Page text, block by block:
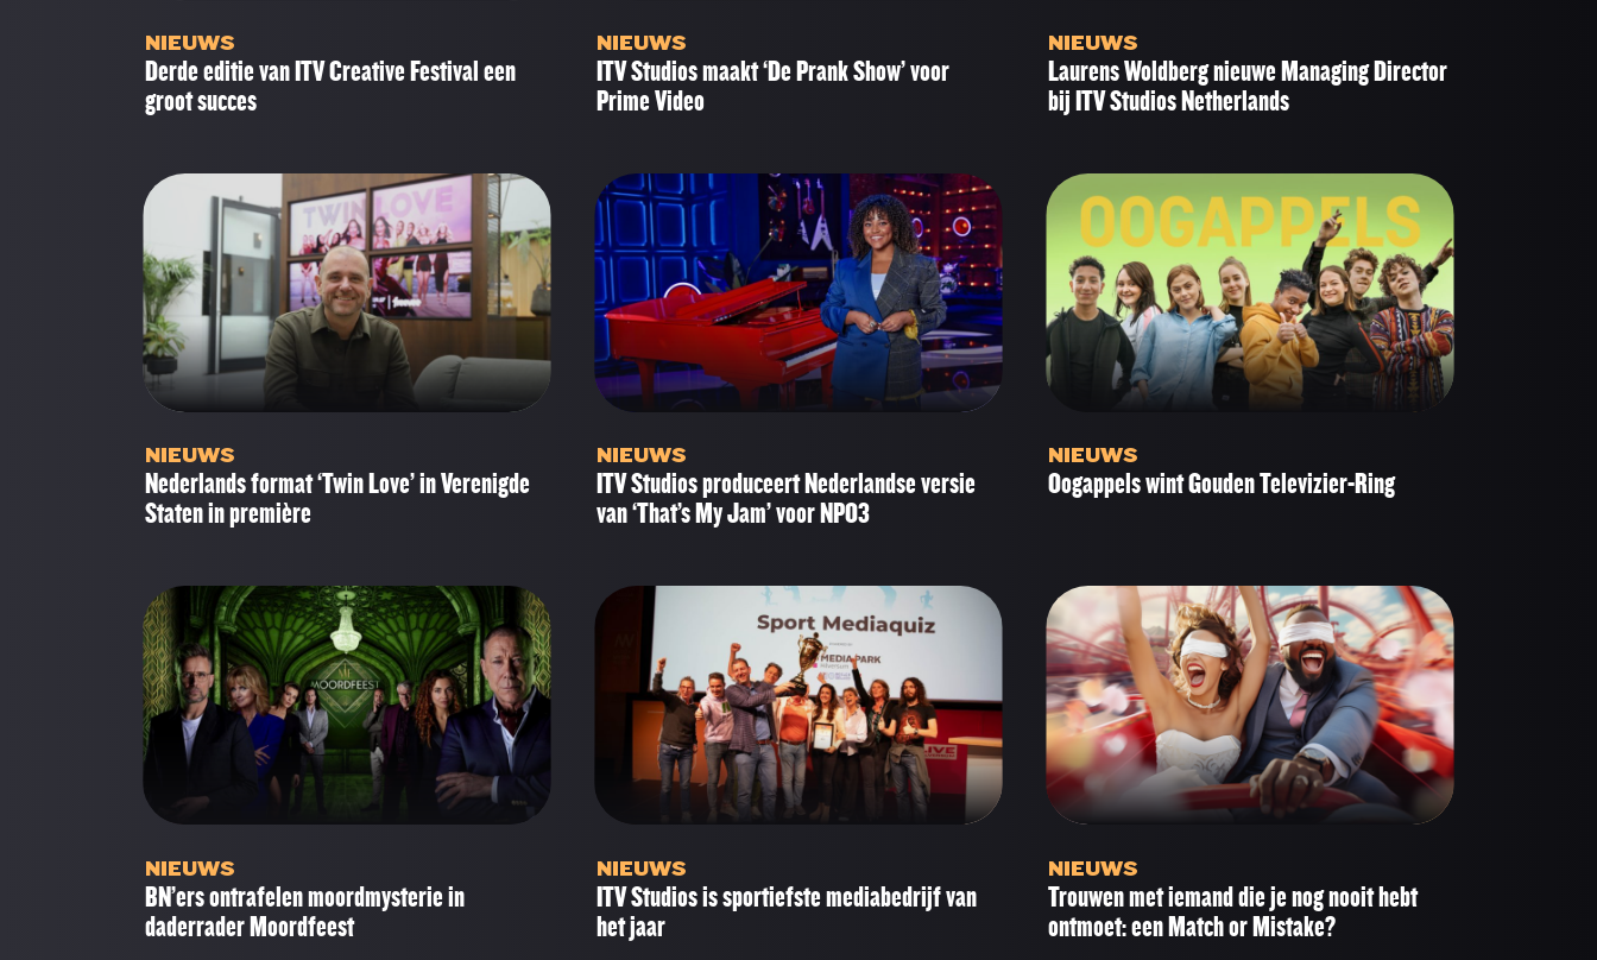
NIEUWS
Derde editie van ITV Creative Festival een
groot succes
NIEUWS
ITV Studios maakt ‘De Prank Show’ voor
Prime Video
NIEUWS
Laurens Woldberg nieuwe Managing Director
bij ITV Studios Netherlands
NIEUWS
Nederlands format ‘Twin Love’ in Verenigde
Staten in première
NIEUWS
ITV Studios produceert Nederlandse versie
van ‘That’s My Jam’ voor NPO3
NIEUWS
Oogappels wint Gouden Televizier-Ring
NIEUWS
BN’ers ontrafelen moordmysterie in
daderrader Moordfeest
NIEUWS
ITV Studios is sportiefste mediabedrijf van
het jaar
NIEUWS
Trouwen met iemand die je nog nooit hebt
ontmoet: een Match or Mistake?